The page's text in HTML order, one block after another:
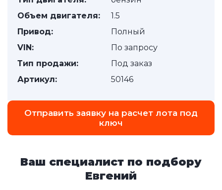
Объем двигателя:
1.5
Привод:
Полный
VIN:
По запросу
Тип продажи:
Под заказ
Артикул:
50146
Отправить заявку на расчет лота под
ключ
Ваш специалист по подбору
Евгений